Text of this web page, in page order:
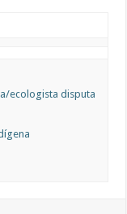
ecologista disputa